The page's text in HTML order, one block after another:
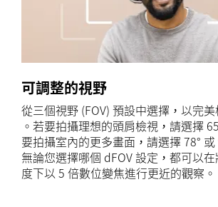
可調整的視野
從三個視野 (FOV) 預設中選擇，以完
。若要拍攝理想的頭肩檢視，請選擇
要拍攝室內的更多畫面，請選擇 78° 或
無論您選擇哪個 dFOV 設定，都可以
度下以 5 倍數位變焦進行更近的觀察。